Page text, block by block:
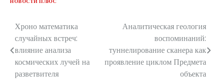
Навигация
по
записям
Хроно математика
случайных встреч:
влияние анализа
космических лучей на
разветвителя
Аналитическая геология
воспоминаний:
туннелирование сканера как
проявление циклом Предмета
объекта